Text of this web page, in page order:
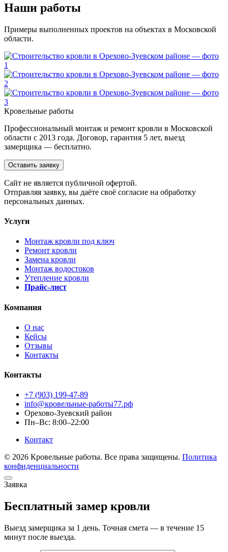
Наши работы
Примеры выполненных проектов на объектах в Московской
области.
Кровельные работы
Профессиональный монтаж и ремонт кровли в Московской
области с 2013 года. Договор, гарантия 5 лет, выезд
замерщика — бесплатно.
Оставить заявку
Cайт не является публичной офертой.
Отправляя заявку, вы даёте своё согласие на обработку
персональных данных.
Услуги
Монтаж кровли под ключ
Ремонт кровли
Замена кровли
Монтаж водостоков
Утепление кровли
Прайс-лист
Компания
О нас
Кейсы
Отзывы
Контакты
Контакты
+7 (903) 199-47-89
info@кровельные-работы77.рф
Орехово-Зуевский район
Пн–Вс: 8:00–22:00
Контакт
© 2026 Кровельные работы. Все права защищены. Политика
конфиденциальности
Заявка
Бесплатный замер кровли
Выезд замерщика за 1 день. Точная смета — в течение 15
минут после выезда.